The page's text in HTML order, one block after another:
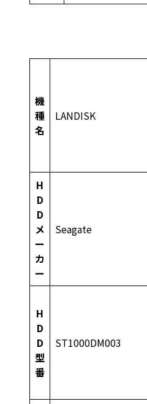
機
種
名
LANDISK
H
D
D
メ
ー
カ
ー
Seagate
H
D
D
型
番
ST1000DM003